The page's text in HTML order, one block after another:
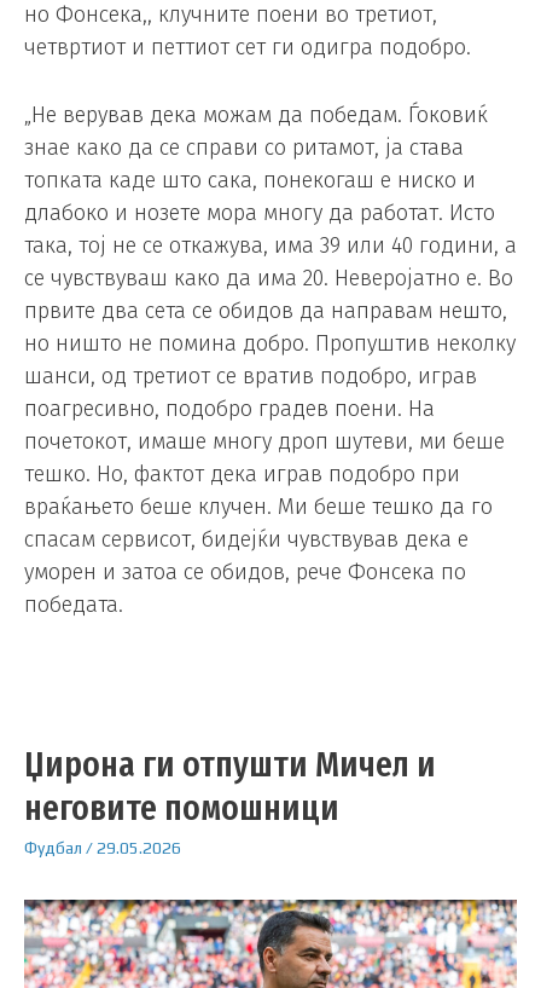
но Фонсека,, клучните поени во третиот,
четвртиот и петтиот сет ги одигра подобро.
„Не верував дека можам да победам. Ѓоковиќ
знае како да се справи со ритамот, ја става
топката каде што сака, понекогаш е ниско и
длабоко и нозете мора многу да работат. Исто
така, тој не се откажува, има 39 или 40 години, а
се чувствуваш како да има 20. Неверојатно е. Во
првите два сета се обидов да направам нешто,
но ништо не помина добро. Пропуштив неколку
шанси, од третиот се вратив подобро, играв
поагресивно, подобро градев поени. На
почетокот, имаше многу дроп шутеви, ми беше
тешко. Но, фактот дека играв подобро при
враќањето беше клучен. Ми беше тешко да го
спасам сервисот, бидејќи чувствував дека е
уморен и затоа се обидов, рече Фонсека по
победата.
Џирона ги отпушти Мичел и
неговите помошници
Фудбал /29.05.2026